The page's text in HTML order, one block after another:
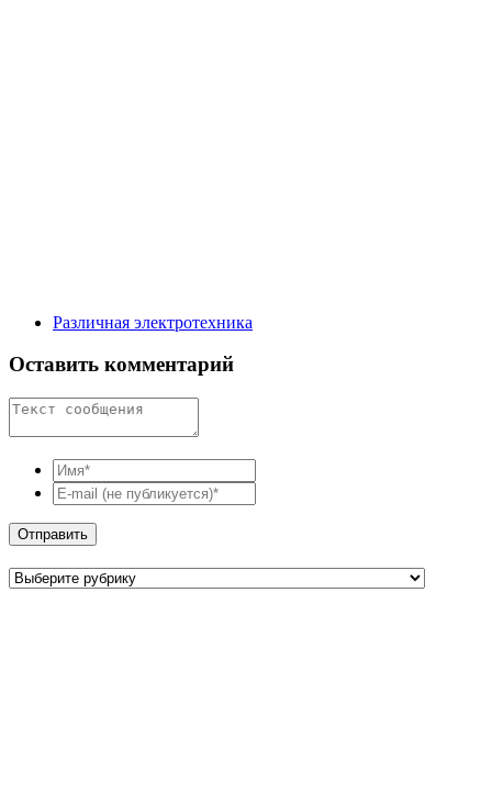
Различная электротехника
Оставить комментарий